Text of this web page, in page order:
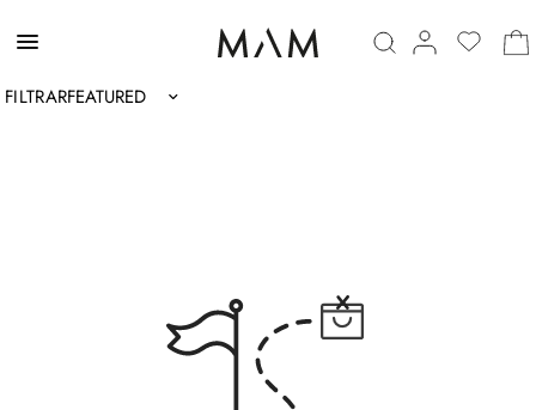
FILTRAROrdenar por: